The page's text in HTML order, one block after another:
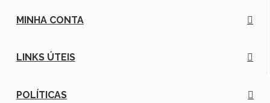
MINHA CONTA
LINKS ÚTEIS
POLÍTICAS